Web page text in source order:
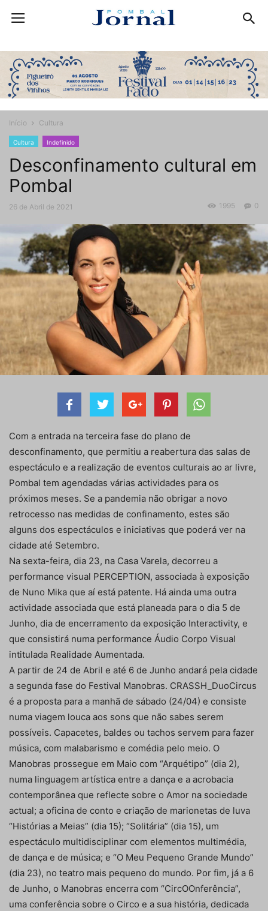
Início Cultura
Cultura Indefinido
Desconfinamento cultural em
Pombal
26 de Abril de 2021 0
1995
Com a entrada na terceira fase do plano de
desconfinamento, que permitiu a reabertura das salas de
espectáculo e a realização de eventos culturais ao ar livre,
Pombal tem agendadas várias actividades para os
próximos meses. Se a pandemia não obrigar a novo
retrocesso nas medidas de confinamento, estes são
alguns dos espectáculos e iniciativas que poderá ver na
cidade até Setembro.
Na sexta-feira, dia 23, na Casa Varela, decorreu a
performance visual PERCEPTION, associada à exposição
de Nuno Mika que aí está patente. Há ainda uma outra
actividade associada que está planeada para o dia 5 de
Junho, dia de encerramento da exposição Interactivity, e
que consistirá numa performance Áudio Corpo Visual
intitulada Realidade Aumentada.
A partir de 24 de Abril e até 6 de Junho andará pela cidade
a segunda fase do Festival Manobras. CRASSH_DuoCircus
é a proposta para a manhã de sábado (24/04) e consiste
numa viagem louca aos sons que não sabes serem
possíveis. Capacetes, baldes ou tachos servem para fazer
música, com malabarismo e comédia pelo meio. O
Manobras prossegue em Maio com “Arquétipo” (dia 2),
numa linguagem artística entre a dança e a acrobacia
contemporânea que reflecte sobre o Amor na sociedade
actual; a oficina de conto e criação de marionetas de luva
“Histórias a Meias” (dia 15); “Solitária” (dia 15), um
espectáculo multidisciplinar com elementos multimédia,
de dança e de música; e “O Meu Pequeno Grande Mundo”
(dia 23), no teatro mais pequeno do mundo. Por fim, já a 6
de Junho, o Manobras encerra com “CircOOnferência”,
uma conferência sobre o Circo e a sua história, dedicada